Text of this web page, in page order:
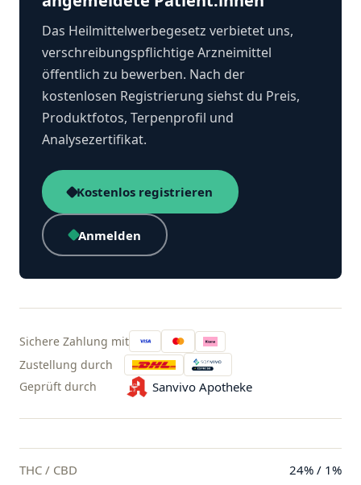
Das Heilmittelwerbegesetz verbietet uns,
verschreibungspflichtige Arzneimittel
öffentlich zu bewerben. Nach der
kostenlosen Registrierung siehst du Preis,
Produktfotos, Terpenprofil und
Analysezertifikat.
Kostenlos registrieren
Anmelden
Sichere Zahlung mit
Zustellung durch
Geprüft durch
Sanvivo Apotheke
THC / CBD 24% / 1%